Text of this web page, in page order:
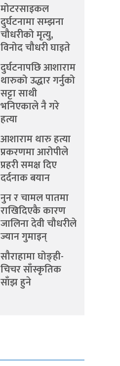
मोटरसाइकल
दुर्घटनामा सम्झना
चौधरीको मृत्यु,
विनोद चौधरी घाइते
दुर्घटनापछि आशाराम
थारुको उद्धार गर्नुको
सट्टा साथी
भनिएकाले नै गरे
हत्या
आशाराम थारु हत्या
प्रकरणमा आरोपीले
प्रहरी समक्ष दिए
दर्दनाक बयान
नुन र चामल पातमा
राखिदिएकै कारण
जालिना देवी चौधरीले
ज्यान गुमाइन्
सौराहामा घोङ्ही-
चिचर साँस्कृतिक
साँझ हुने